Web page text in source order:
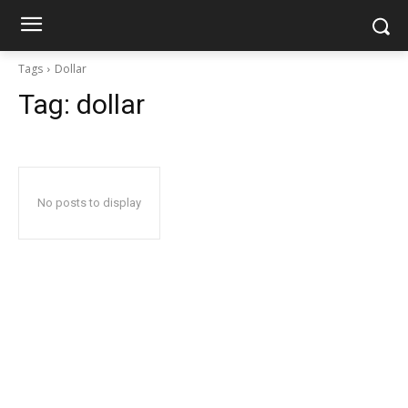
Tags Dollar
Tag: dollar
No posts to display